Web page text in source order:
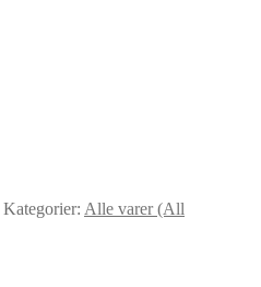
Kategorier: Alle varer (All